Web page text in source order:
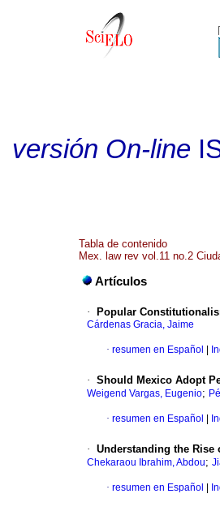
versión On-line
Tabla de contenido
Mex. law rev vol.11 no.2
Artículos
· Popular
Cárdenas Gracia, Jaime
· resumen en Español
· Should Mexico Adopt
Weigend Vargas, Eugenio;
· resumen en Español
· Understanding the Rise
Chekaraou Ibrahim, Abdou;
· resumen en Español